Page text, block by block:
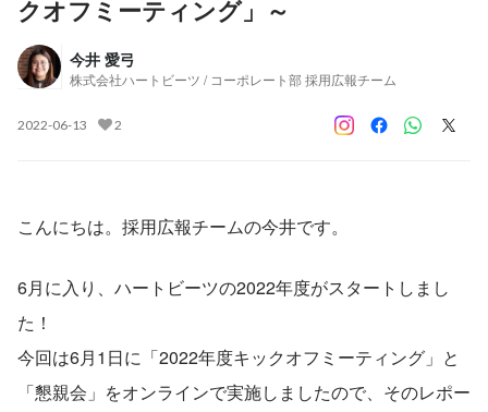
クオフミーティング」～
今井 愛弓
株式会社ハートビーツ / コーポレート部 採用広報チーム
2022-06-13 2
こんにちは。採用広報チームの今井です。
6月に入り、ハートビーツの2022年度がスタートしまし
た！
今回は6月1日に「2022年度キックオフミーティング」と
「懇親会」をオンラインで実施しましたので、そのレポー